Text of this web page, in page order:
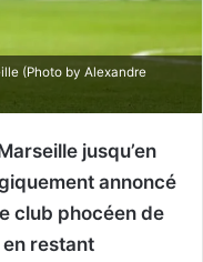
(Photo by Alexandre
jusqu’en
annoncé
club phocéen de
restant